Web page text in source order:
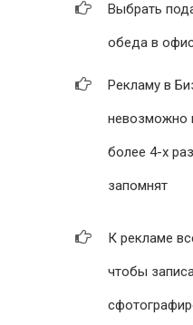
Выбрать
обеда в
Рекламу в
невозможно
более 4-х
запомнят
К рекламе
чтобы